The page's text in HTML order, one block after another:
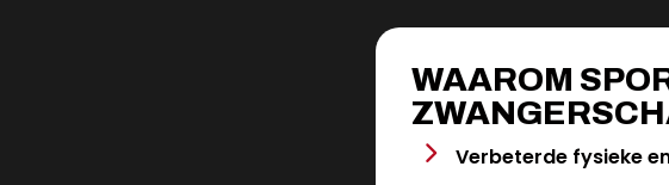
WAAROM
Verbeterde fysieke